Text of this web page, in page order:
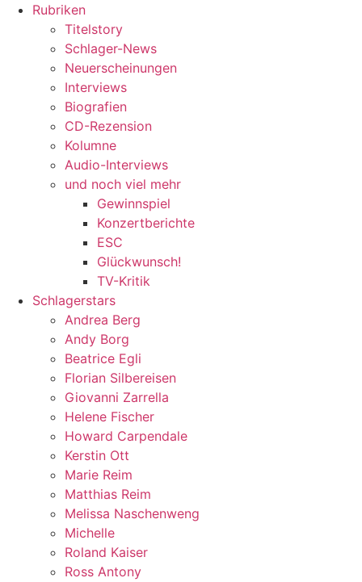
Rubriken
Titelstory
Schlager-News
Neuerscheinungen
Interviews
Biografien
CD-Rezension
Kolumne
Audio-Interviews
und noch viel mehr
Gewinnspiel
Konzertberichte
ESC
Glückwunsch!
TV-Kritik
Schlagerstars
Andrea Berg
Andy Borg
Beatrice Egli
Florian Silbereisen
Giovanni Zarrella
Helene Fischer
Howard Carpendale
Kerstin Ott
Marie Reim
Matthias Reim
Melissa Naschenweng
Michelle
Roland Kaiser
Ross Antony